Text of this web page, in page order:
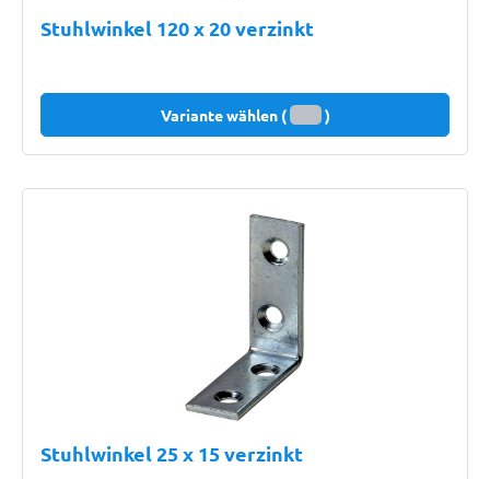
Stuhlwinkel 120 x 20 verzinkt
Variante wählen ( )
Stuhlwinkel 25 x 15 verzinkt